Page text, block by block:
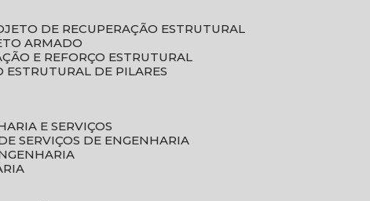
DE RECUPERAÇÃO ESTRUTURAL
ARMADO
E REFORÇO ESTRUTURAL
ESTRUTURAL DE PILARES
E SERVIÇOS
DE SERVIÇOS DE ENGENHARIA